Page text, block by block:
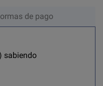
de pago
sabiendo